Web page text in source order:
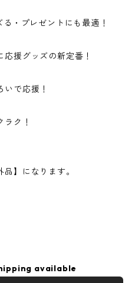
・プレゼントにも最適！
援グッズの新定番！
で応援！
ラク！
】になります。
available